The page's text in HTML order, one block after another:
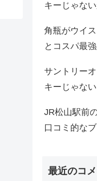
キーじゃな
角瓶がウイ
とコスパ最
サントリー
キーじゃな
JR松山駅前
口コミ的な
最近のコ